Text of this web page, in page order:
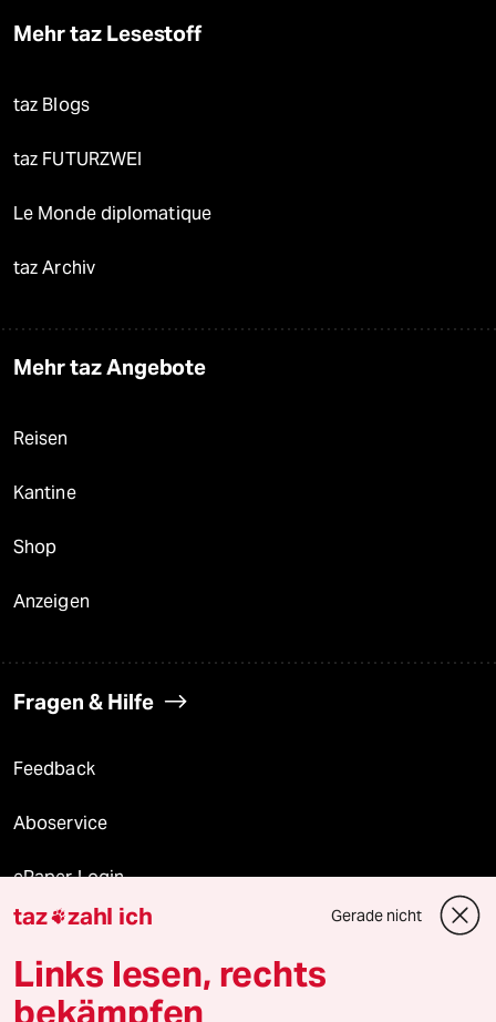
Mehr taz Lesestoff
taz Blogs
taz FUTURZWEI
Le Monde diplomatique
taz Archiv
Mehr taz Angebote
Reisen
Kantine
Shop
Anzeigen
Fragen & Hilfe
Feedback
Aboservice
ePaper Login
Downloads für Abonnierende
taz zahl ich Gerade nicht
Links lesen, rechts
bekämpfen